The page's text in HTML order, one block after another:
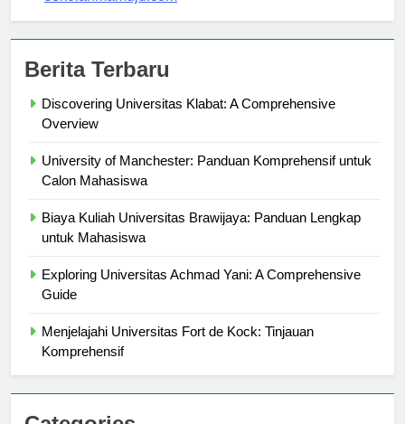
Discovering Universitas Klabat: A Comprehensive
University of Manchester: Panduan Komprehensif untuk
Biaya Kuliah Universitas Brawijaya: Panduan Lengkap
Exploring Universitas Achmad Yani: A Comprehensive
Menjelajahi Universitas Fort de Kock: Tinjauan